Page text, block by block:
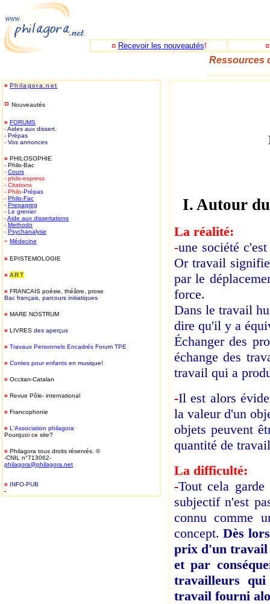
¤ Recevoir les nouveautés!
Ressources
¤ Philagora.net
¤ Nouveautés
¤ FORUMS
-Aides aux dissert.
- Prépas
- Vos annonces
¤ PHILOSOPHIE
- Philo-Bac
- Cours
- philo-express
- Citations
- Philo-Prépas
- Philo-Fac
- Prepagreg
- Le grenier
-Aide aux dissertations
- Methodo
- Psychanalyse
- Médecine
¤ EPISTEMOLOGIE
¤ ART
¤ FRANCAIS poésie, théâtre, prose
Bac français, parcours initiatiques
¤ MARE NOSTRUM
¤ LIVRES des aperçus
¤ Travaux Personnels Encadrés Forum TPE
¤ Contes pour enfants en musique!
¤ Occitan-Catalan
¤ Revue Pôle- international
¤ Francophonie
¤ L'Association philagora
Pourquoi ce site?
¤ Philagora tous droits réservés. ©
-CNIL n°713062-
philagora@philagora.net
¤ INFO-PUB-
-
I. Autour
La réalité:
-une société
Or travail
par le
force.
Dans le travail
dire qu'il y a
Échanger des
échange des
travail qui a
-Il est alors
la valeur d'un
objets peuvent
quantité de
La difficulté:
-Tout cela
subjectif n'est
connu comme
concept.Dès
prix d'un travail
et par
travailleurs
travail fourni